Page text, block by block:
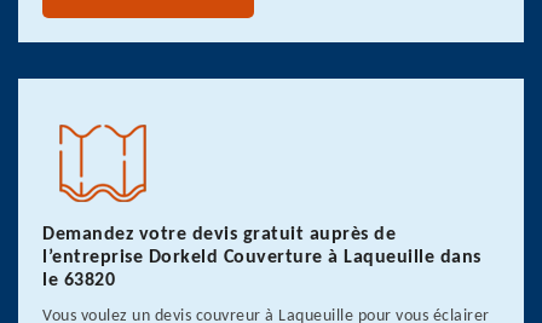
Demandez votre devis gratuit auprès de
l’entreprise Dorkeld Couverture à Laqueuille dans
le 63820
Vous voulez un devis couvreur à Laqueuille pour vous éclairer